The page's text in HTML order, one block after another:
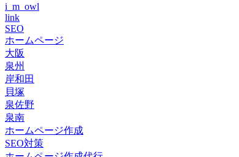
i_m_owl
link
SEO
ホームページ
大阪
泉州
岸和田
貝塚
泉佐野
泉南
ホームページ作成
SEO対策